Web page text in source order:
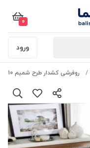
0
ورود
روفرشی کشدار طرح شمیم 110 - 12 متری